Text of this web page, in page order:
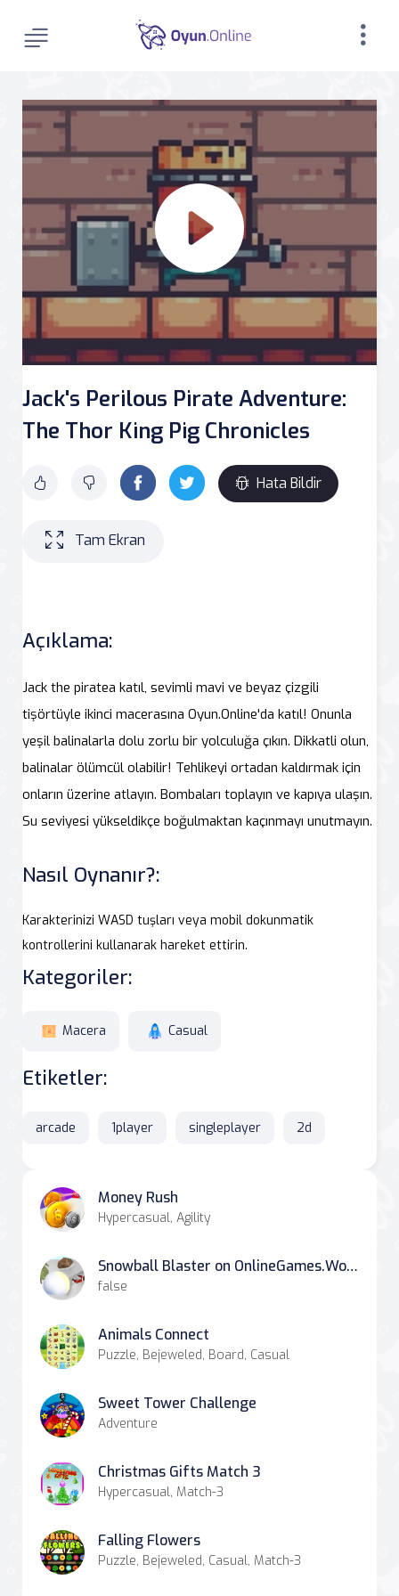
Jack's Perilous Pirate Adventure:
The Thor King Pig Chronicles
Hata Bildir
Tam Ekran
Açıklama:
Jack the piratea katıl, sevimli mavi ve beyaz çizgili
tişörtüyle ikinci macerasına Oyun.Online'da katıl! Onunla
yeşil balinalarla dolu zorlu bir yolculuğa çıkın. Dikkatli olun,
balinalar ölümcül olabilir! Tehlikeyi ortadan kaldırmak için
onların üzerine atlayın. Bombaları toplayın ve kapıya ulaşın.
Su seviyesi yükseldikçe boğulmaktan kaçınmayı unutmayın.
Nasıl Oynanır?:
Karakterinizi WASD tuşları veya mobil dokunmatik
kontrollerini kullanarak hareket ettirin.
Kategoriler:
Macera Casual
Etiketler:
arcade 1player singleplayer 2d
Money Rush
Hypercasual, Agility
Snowball Blaster on OnlineGames.World
false
Animals Connect
Puzzle, Bejeweled, Board, Casual
Sweet Tower Challenge
Adventure
Christmas Gifts Match 3
Hypercasual, Match-3
Falling Flowers
Puzzle, Bejeweled, Casual, Match-3